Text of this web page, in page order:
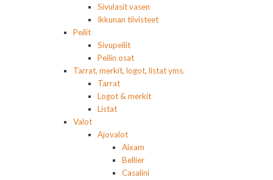
Sivulasit vasen
Ikkunan tiivisteet
Peilit
Sivupeilit
Peilin osat
Tarrat, merkit, logot, listat yms.
Tarrat
Logot & merkit
Listat
Valot
Ajovalot
Aixam
Bellier
Casalini